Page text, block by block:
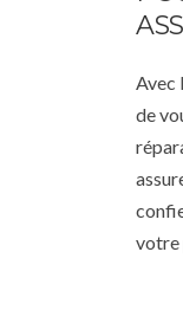
Avec
de
votre